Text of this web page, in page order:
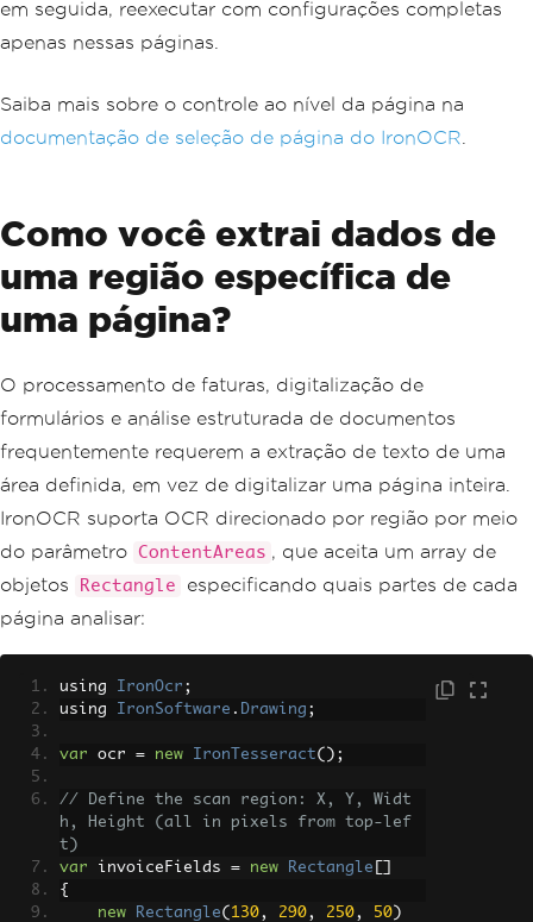
em seguida, reexecutar com configurações completas
apenas nessas páginas.
Saiba mais sobre o controle ao nível da página na
documentação de seleção de página do IronOCR
Como você extrai dados de
uma região específica de
uma página?
O processamento de faturas, digitalização de
formulários e análise estruturada de documentos
frequentemente requerem a extração de texto de uma
área definida, em vez de digitalizar uma página inteira.
IronOCR suporta OCR direcionado por região por meio
do parâmetro ContentAreas , que aceita um array de
objetos
Rectangle
especificando quais partes de cada
página analisar:
using IronOcr ;
using IronSoftware . Drawing ;
var ocr = new IronTesseract();
// Define the scan region: X, Y, Widt
h, Height (all in pixels from top-lef
t)
var invoiceFields = new Rectangle
{
new
Rectangle( 130, 290, 250, 50 )